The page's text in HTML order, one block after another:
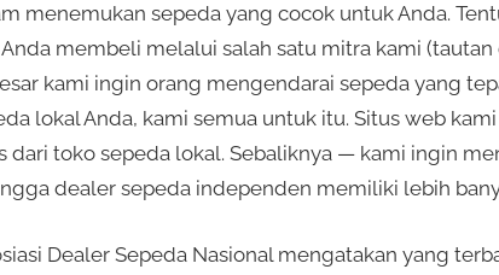
menemukan sepeda yang cocok untuk Anda.
membeli melalui salah satu mitra kami
kami ingin orang mengendarai sepeda yang
lokal Anda, kami semua untuk itu. Situs web
dari toko sepeda lokal. Sebaliknya — kami ingin
dealer sepeda independen memiliki lebih
Dealer Sepeda Nasional mengatakan yang